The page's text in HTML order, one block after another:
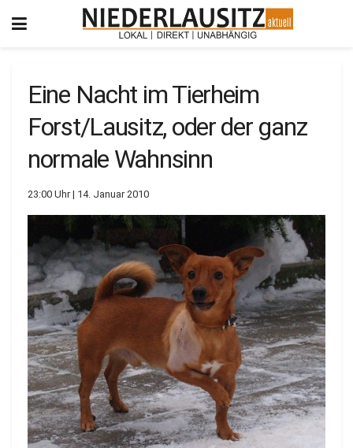
Eine Nacht im Tierheim
Forst/Lausitz, oder der ganz
normale Wahnsinn
23:00 Uhr | 14. Januar 2010